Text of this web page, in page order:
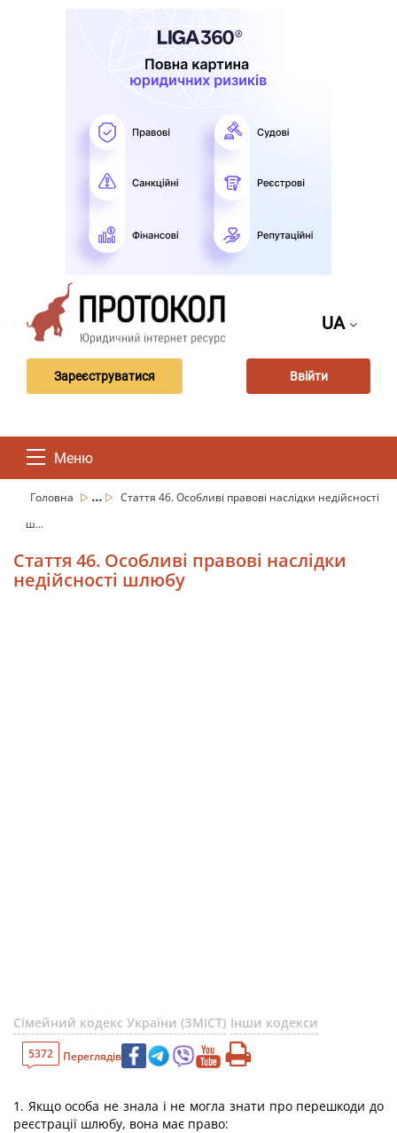
UA
Зареєструватися Ввійти
Меню
Головна ...
Стаття 46. Особливі правові наслідки недійсності
ш...
Стаття 46. Особливі правові наслідки
недійсності шлюбу
Сімейний кодекс України (ЗМІСТ) Інши кодекси
5372 Переглядів
1. Якщо особа не знала і не могла знати про перешкоди до
реєстрації шлюбу, вона має право: